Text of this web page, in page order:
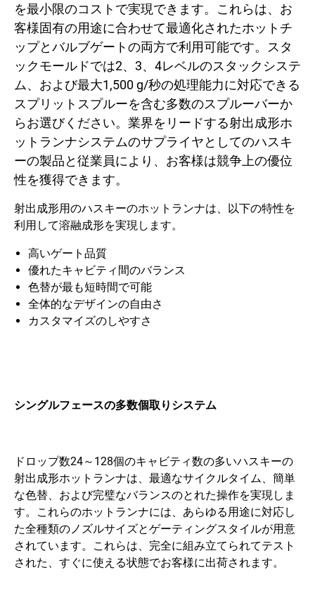
を最小限のコストで実現できます。これらは、お
客様固有の用途に合わせて最適化されたホットチ
ップとバルブゲートの両方で利用可能です。スタ
ックモールドでは2、3、4レベルのスタックシステ
ム、および最大1,500 g/秒の処理能力に対応できる
スプリットスプルーを含む多数のスプルーバーか
らお選びください。業界をリードする射出成形ホ
ットランナシステムのサプライヤとしてのハスキ
ーの製品と従業員により、お客様は競争上の優位
性を獲得できます。
射出成形用のハスキーのホットランナは、以下の特性を
利用して溶融成形を実現します。
高いゲート品質
優れたキャビティ間のバランス
色替が最も短時間で可能
全体的なデザインの自由さ
カスタマイズのしやすさ
シングルフェースの多数個取り システム
ドロップ数24～128個のキャビティ数の多いハスキーの
射出成形ホットランナは、最適なサイクルタイム、簡単
な色替、および完璧なバランスのとれた操作を実現しま
す。これらのホットランナには、あらゆる用途に対応し
た全種類のノズルサイズとゲーティングスタイルが用意
されています。これらは、完全に組み立てられてテスト
された、すぐに使える状態でお客様に出荷されます。